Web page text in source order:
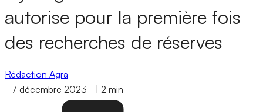
autorise pour la première fois
des recherches de réserves
Rédaction Agra
- 7 décembre 2023 - 2 min